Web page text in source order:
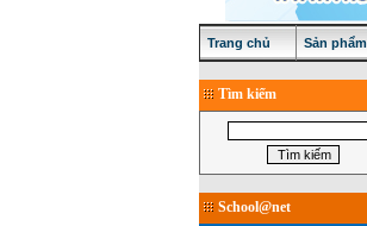
Trang chủ Sản phẩm
Tìm kiếm
School@net